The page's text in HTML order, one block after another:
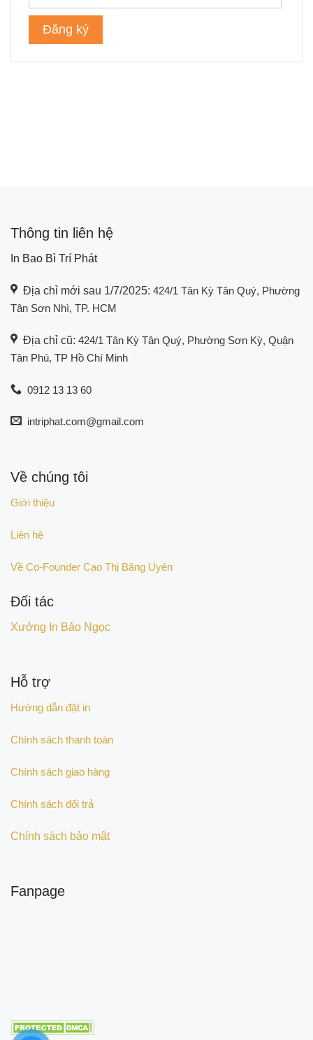
Thông tin liên hệ
In Bao Bì Trí Phát
Địa chỉ mới sau 1/7/2025: 424/1 Tân Kỳ Tân Quý, Phường
Tân Sơn Nhì, TP. HCM
Địa chỉ cũ: 424/1 Tân Kỳ Tân Quý, Phường Sơn Kỳ, Quận
Tân Phú, TP Hồ Chí Minh
0912 13 13 60
intriphat.com@gmail.com
Về chúng tôi
Giới thiệu
Liên hệ
Về Co-Founder Cao Thị Băng Uyên
Đối tác
Xưởng In Bảo Ngọc
Hỗ trợ
Hướng dẫn đặt in
Chính sách thanh toán
Chính sách giao hàng
Chính sách đổi trả
Chính sách bảo mật
Fanpage